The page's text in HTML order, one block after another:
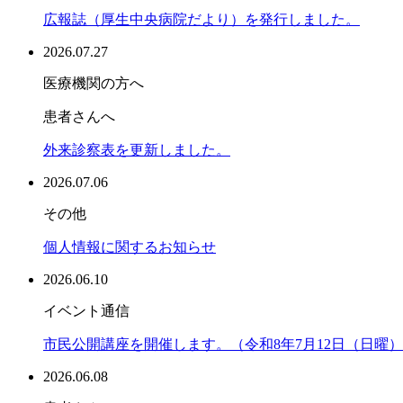
広報誌（厚生中央病院だより）を発行しました。
2026.07.27
医療機関の方へ
患者さんへ
外来診察表を更新しました。
2026.07.06
その他
個人情報に関するお知らせ
2026.06.10
イベント通信
市民公開講座を開催します。（令和8年7月12日（日曜
2026.06.08